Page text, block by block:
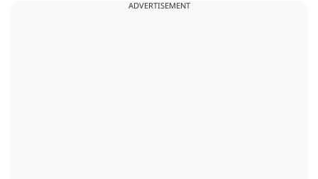
ADVERTISEMENT